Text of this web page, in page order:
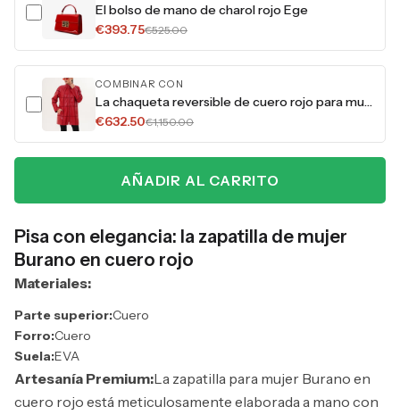
El bolso de mano de charol rojo Ege
€393.75€525.00
COMBINAR CON
La chaqueta reversible de cuero rojo para mujer Prado
€632.50€1,150.00
AÑADIR AL CARRITO
Pisa con elegancia: la zapatilla de mujer
Burano en cuero rojo
Materiales:
Parte superior:Cuero
Forro:Cuero
Suela:EVA
Artesanía Premium:La zapatilla para mujer Burano en
cuero rojo está meticulosamente elaborada a mano con